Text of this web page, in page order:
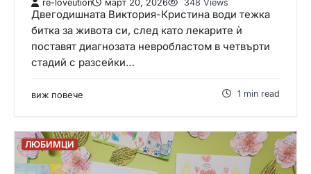
re-loveution март 20, 2026 348 Views
Двегодишната Виктория-Кристина води тежка
битка за живота си, след като лекарите ѝ
поставят диагнозата невробластом в четвърти
стадий с разсейки…
виж повече 1 min read
ЛЮБИМЦИ